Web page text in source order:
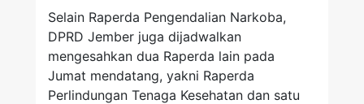
Selain Raperda Pengendalian Narkoba,
DPRD Jember juga dijadwalkan
mengesahkan dua Raperda lain pada
Jumat mendatang, yakni Raperda
Perlindungan Tenaga Kesehatan dan satu